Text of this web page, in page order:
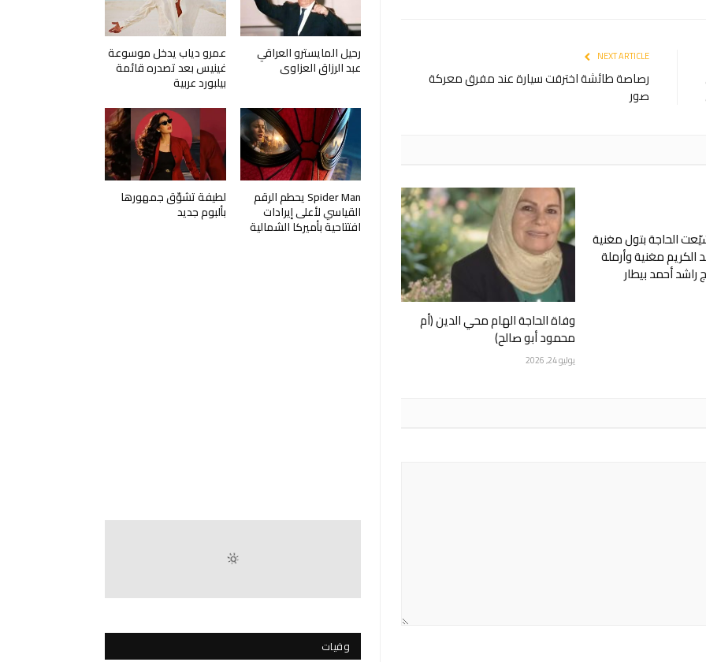
NEXT ARTICLE
رصاصة طائشة اخترقت سيارة عند مفرق معركة
صور
الحاجة بتول مغنية
الكريم مغنية وأرملة
راشد أحمد بيطار
وفاة الحاجة الهام محي الدين (أم
محمود أبو صالح)
يوليو 24, 2026
رحيل المايسترو العراقي
عبد الرزاق العزاوي
عمرو دياب يدخل موسوعة
غينيس بعد تصدره قائمة
بيلبورد عربية
Spider Man يحطم الرقم
القياسي لأعلى إيرادات
افتتاحية بأميركا الشمالية
لطيفة تشوّق جمهورها
بألبوم جديد
وفيات